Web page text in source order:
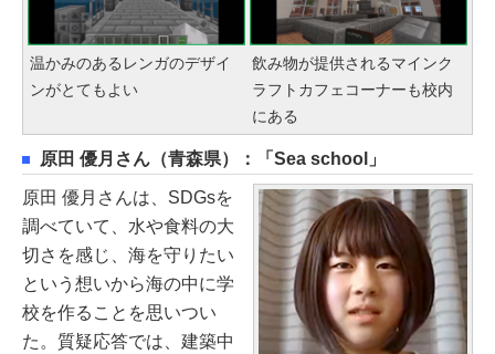
温かみのあるレンガのデザイ
ンがとてもよい
飲み物が提供されるマインク
ラフトカフェコーナーも校内
にある
原田 優月さん（青森県）：「Sea school」
原田 優月さんは、SDGsを
調べていて、水や食料の大
切さを感じ、海を守りたい
という想いから海の中に学
校を作ることを思いつい
た。質疑応答では、建築中